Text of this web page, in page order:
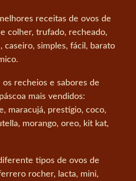
receitas de ovos de
colher, trufado, recheado,
caseiro, simples, fácil, barato
os recheios e sabores de
mais vendidos:
maracujá, prestígio, coco,
morango, oreo, kit kat,
tipos de ovos de
rocher, lacta, mini,